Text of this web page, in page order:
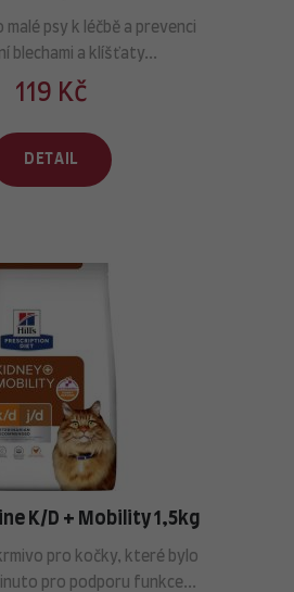
psy k léčbě a prevenci
blechami a klíšťaty...
119 Kč
DETAIL
K/D + Mobility 1,5kg
pro kočky, které bylo
pro podporu funkce...